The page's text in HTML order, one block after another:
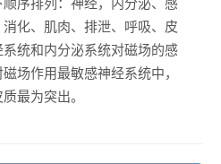
化、肌肉、排泄、呼吸、皮
统和内分泌系统对磁场的感
场作用最敏感神经系统中，
最为突出。